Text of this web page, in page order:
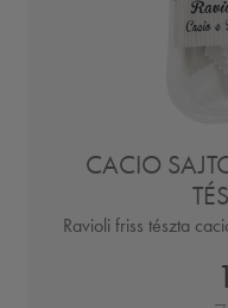
CACIO
Ravioli friss tészta